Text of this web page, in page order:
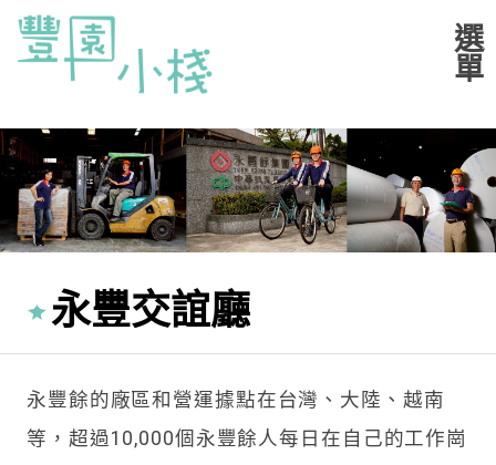
永豐交誼廳
永豐餘的廠區和營運據點在台灣、大陸、越南
等，超過10,000個永豐餘人每日在自己的工作崗